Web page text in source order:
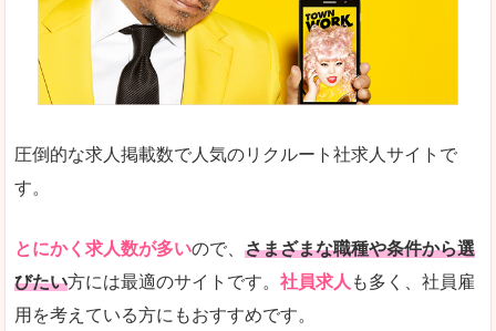
圧倒的な求人掲載数で人気のリクルート社求人サイトで
す。
とにかく求人数が多いので、 さまざまな職種や条件から選
びたい方には最適のサイトです。 社員求人 も多く、社員雇
用を考えている方にもおすすめです。